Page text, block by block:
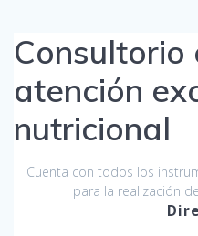
Consultorio
atención
nutricional
Cuenta con todos los
para la realización